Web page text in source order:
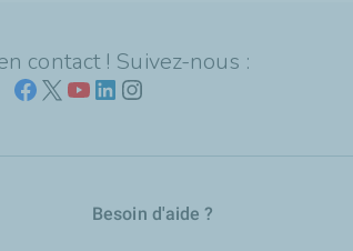
contact ! Suivez-nous :
Besoin d'aide ?